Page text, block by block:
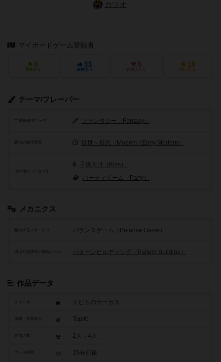
カツオ
マイボードゲーム登録者
8
興味あり
33
経験あり
6
お気に入り
19
持ってる
テーマ/フレーバー
世界観/基本テーマ ファンタジー（Fantasy）
舞台の時代背景 近世～近代（Modern / Early Modern）
その他のコンセプト
子供向け（Kids）
パーティゲーム（Party）
メカニクス
頻出するメカニクス バランスゲーム（Balance Game）
パターンビルディング（Pattern Building）
作品データ
タイトル トピトのサーカス
Topito
参加人数 2人～4人
15分前後